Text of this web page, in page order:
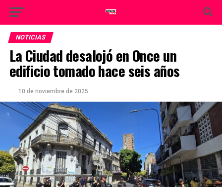
NOTICIAS
La Ciudad desalojó en Once un
edificio tomado hace seis años
10 de noviembre de 2025